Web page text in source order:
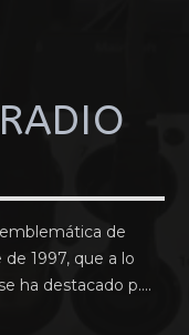
de
1997, que a lo
ha destacado p....